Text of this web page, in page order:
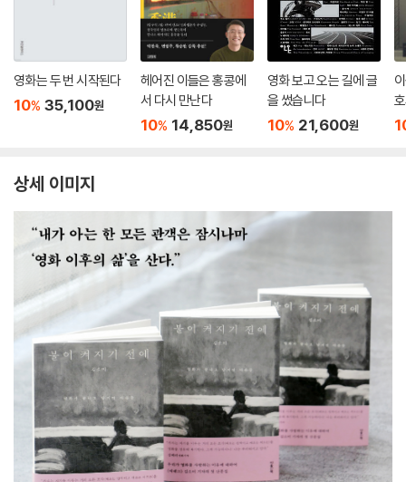
영화는 두 번 시작된다
10% 35,100원
헤어진 이들은 홍콩에
서 다시 만난다
10% 14,850원
영화 보고 오는 길에 글
을 썼습니다
10% 21,600원
상세 이미지